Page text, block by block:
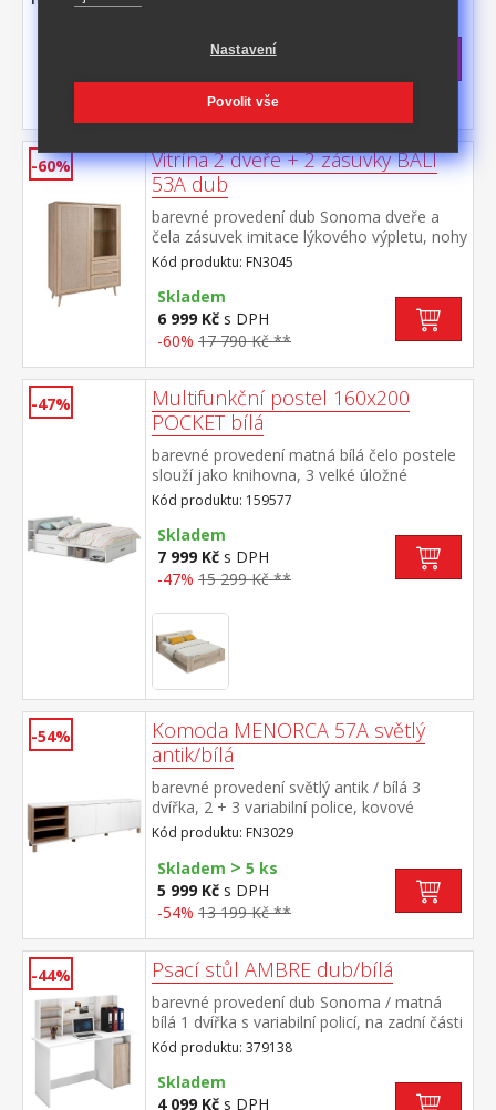
5 199 Kčs DPH
-35% 8 090 Kč **
+ DALŠÍ VELIKOSTI
-60%
Vitrína 2 dveře + 2 zásuvky BALI
53A dub
barevné provedení dub Sonoma dveře a
čela zásuvek imitace lýkového výpletu, nohy
masiv 1 plná a 1 prosklená dvířka, 2
zásuvky s kovovými pojezdy v levé části 1
pevná a 2 variabilní police, v pravé části 1
skleněná variabilní police
Kód produktu: FN3045
Skladem
6 999 Kč s DPH
-60% 17 790 Kč **
-47%
Multifunkční postel 160x200
POCKET bílá
barevné provedení matná bílá čelo postele
slouží jako knihovna, 3 velké úložné
zásuvky, výška sedu cca 51 cm cena bez
roštu a matrace, doporučený rozměr
matrace 160 × 200 × 16 cm nebo 2 kusy 80
× 200 × 16 cm k posteli je nutné použít
samonosný rošt v rámu 160 × 200 cm k
v rámu AMERIKA 7155 maximální nosnosti
uvedeny v návodu k montáži
Kód produktu: 159577
Skladem
7 999 Kč s DPH
-47% 15 299 Kč **
-54%
Komoda MENORCA 57A světlý
antik/bílá
barevné provedení světlý antik / bílá 3
dvířka, 2 + 3 variabilní police, kovové
úchytky
Kód produktu: FN3029
Skladem > 5 ks
5 999 Kč s DPH
-54% 13 199 Kč **
-44% Psací stůl AMBRE dub/bílá
barevné provedení dub Sonoma / matná
bílá 1 dvířka s variabilní policí, na zadní části
závěsy a police rozměr stolu (š/h/v) 135 ×
50 × 74 cm rozměr polic (š/h/v) 126 × 15 ×
50 cm maximální nosnosti uvedeny v
návodu k montáži
Kód produktu: 379138
Skladem
4 099 Kč s DPH
Nastavení
Povolit vše